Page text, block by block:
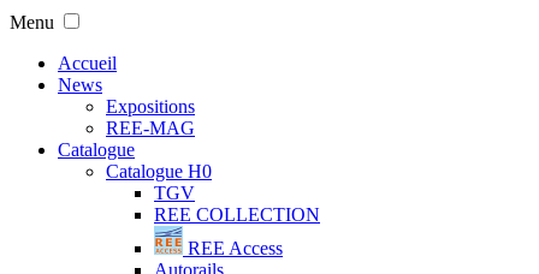
Menu
Accueil
News
Expositions
REE-MAG
Catalogue
Catalogue H0
TGV
REE COLLECTION
REE Access
Autorails